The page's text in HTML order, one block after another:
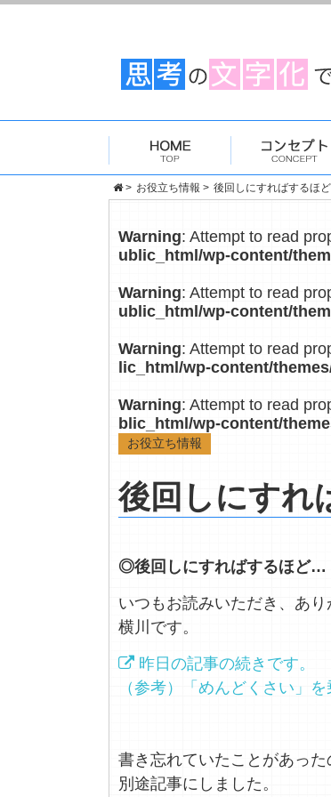
> お役立ち情報 > 後回しにすればするほ
Warning: Attempt to read
ublic_html/wp-content/
Warning: Attempt to read
ublic_html/wp-content/
Warning: Attempt to read
lic_html/wp-content/
Warning: Attempt to read
blic_html/wp-content/
お役立ち情報
後回しにす
◎後回しにすればするほど…
いつもお読みいただき、あり
横川です。
昨日の記事の続きです。
（参考）「めんどくさい」
書き忘れていたことがあった
別途記事にしました。